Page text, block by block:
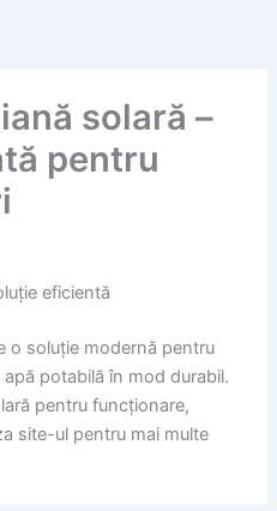
solară –
pentru
eficientă
o soluție modernă pentru
potabilă în mod durabil.
pentru funcționare,
site-ul pentru mai multe